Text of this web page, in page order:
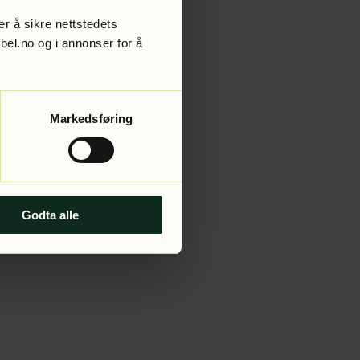
å sikre nettstedets
og i annonser for å
Markedsføring
Godta alle